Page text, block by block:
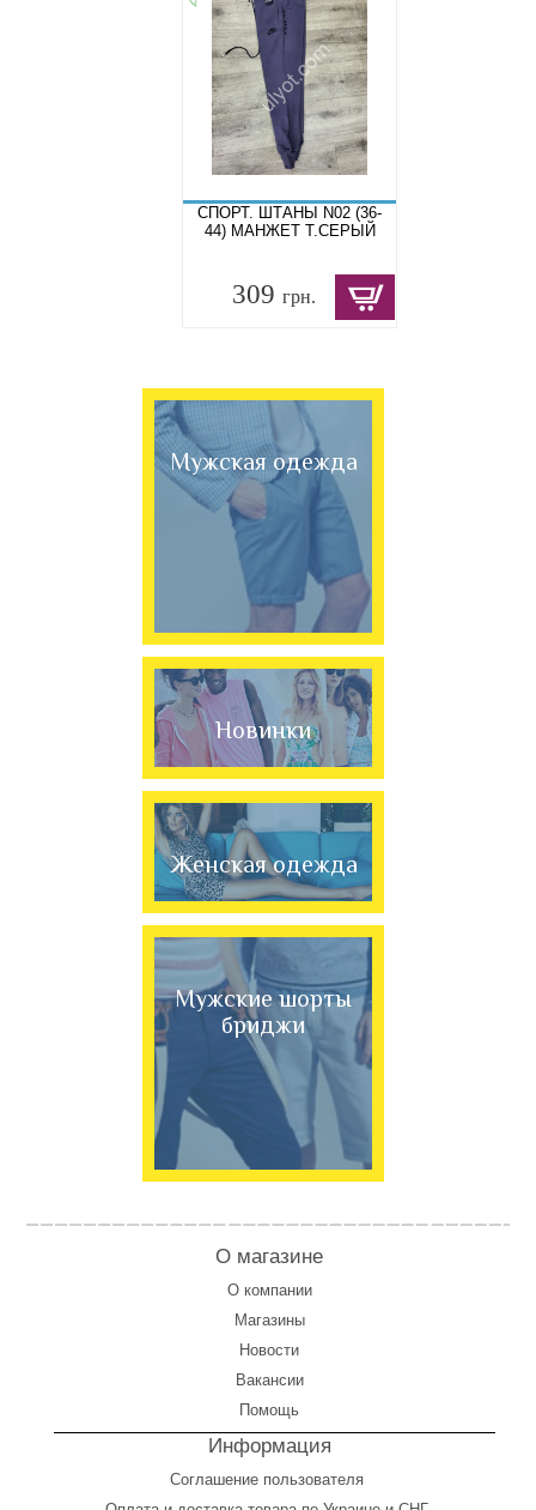
СПОРТ. ШТАНЫ N02 (36-
44) МАНЖЕТ Т.СЕРЫЙ
309 грн.
Мужская одежда
Новинки
Женская одежда
Мужские шорты
бриджи
О магазине
О компании
Магазины
Новости
Вакансии
Помощь
Информация
Соглашение пользователя